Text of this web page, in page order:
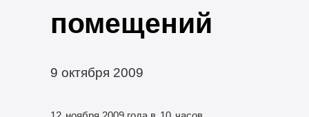
помещений
9 октября 2009